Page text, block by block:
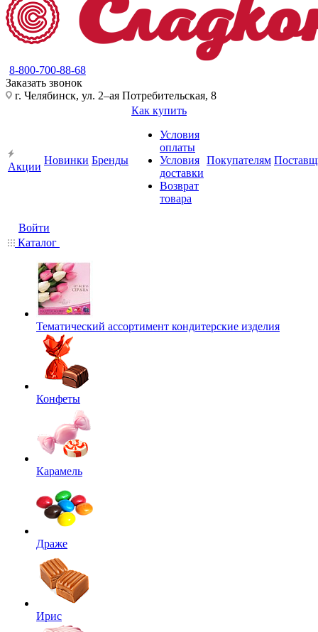
8-800-700-88-68
Заказать звонок
г. Челябинск, ул. 2–ая Потребительская, 8
Акции
Новинки Бренды
Как купить
Условия
оплаты
Условия
доставки
Возврат
товара
Покупателям
Войти
Каталог
Тематический ассортимент кондитерские изделия
Конфеты
Карамель
Драже
Ирис